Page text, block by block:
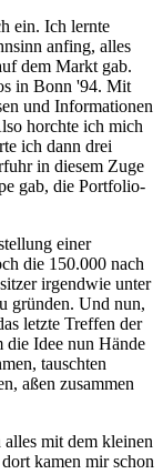
ein. Ich lernte
anfing, alles
dem Markt gab.
in Bonn '94. Mit
und Informationen
horchte ich mich
ich dann drei
in diesem Zuge
gab, die Portfolio-
einer
die 150.000 nach
irgendwie unter
gründen. Und nun,
letzte Treffen der
die Idee nun Hände
tauschten
aßen zusammen
mit dem kleinen
kamen mir schon